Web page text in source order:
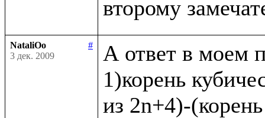
NataliOo
#
3 дек. 2009
А ответ в моем
1)корень
из 2n+4)-